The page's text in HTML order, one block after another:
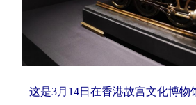
地方频道
天津 河
辽宁 吉林 上
浙江 安徽 福
这是3月14日在香港故宫文化博物